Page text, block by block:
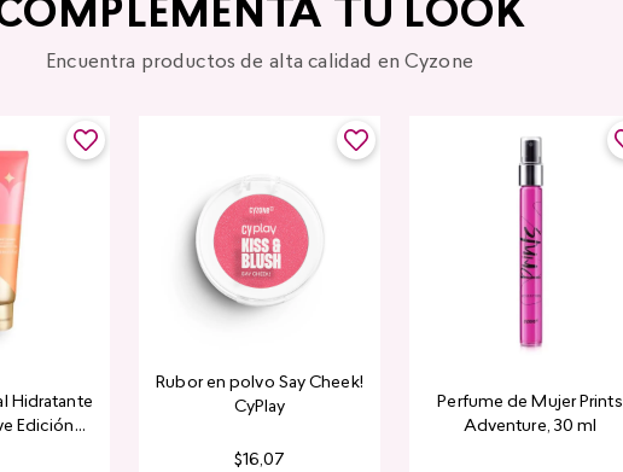
TU LOOK
Encuentra productos de alta calidad en Cyzone
Hidratante
Edición
Rubor en polvo Say Cheek!
CyPlay
$16,07
Perfume de Mujer Prints
Adventure, 30 ml